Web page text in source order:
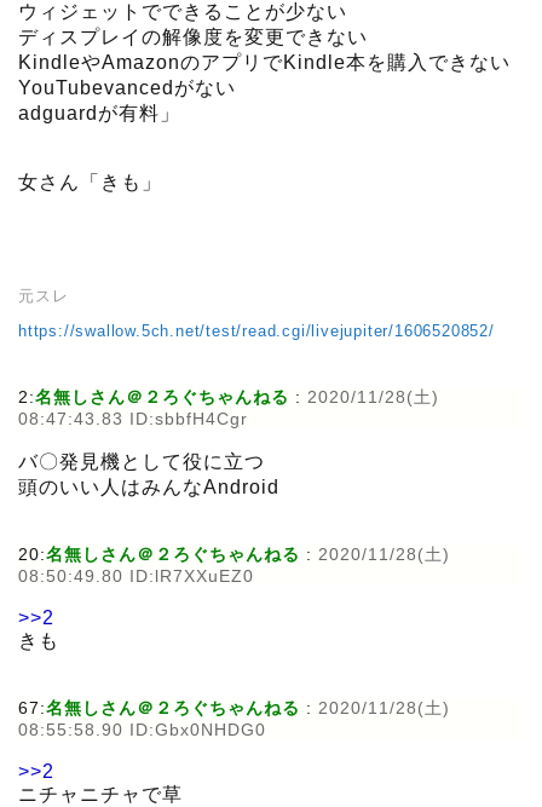
ウィジェットでできることが少ない
ディスプレイの解像度を変更できない
KindleやAmazonのアプリでKindle本を購入できない
YouTubevancedがない
adguardが有料」
女さん「きも」
元スレ
https://swallow.5ch.net/test/read.cgi/livejupiter/1606520852/
2:名無しさん＠２ろぐちゃんねる : 2020/11/28(土)
08:47:43.83 ID:sbbfH4Cgr
バ〇発見機として役に立つ
頭のいい人はみんなAndroid
20:名無しさん＠２ろぐちゃんねる : 2020/11/28(土)
08:50:49.80 ID:lR7XXuEZ0
>>2
きも
67:名無しさん＠２ろぐちゃんねる : 2020/11/28(土)
08:55:58.90 ID:Gbx0NHDG0
>>2
ニチャニチャで草